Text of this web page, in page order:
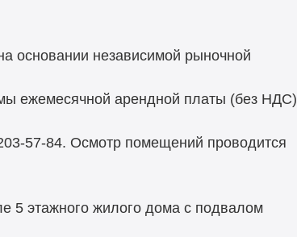
основании независимой рыночной
ежемесячной арендной платы (без НДС)
57-84. Осмотр помещений проводится
5 этажного жилого дома с подвалом